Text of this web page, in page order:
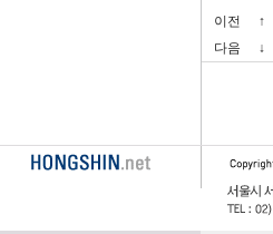
이전 ↑
다음
↓